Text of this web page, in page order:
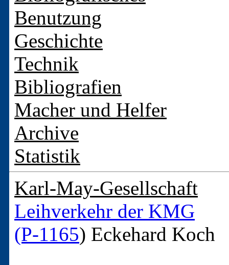
Benutzung
Geschichte
Technik
Bibliografien
Macher und Helfer
Archive
Statistik
Karl-May-Gesellschaft
Leihverkehr der KMG
(P-1165) Eckehard Koch